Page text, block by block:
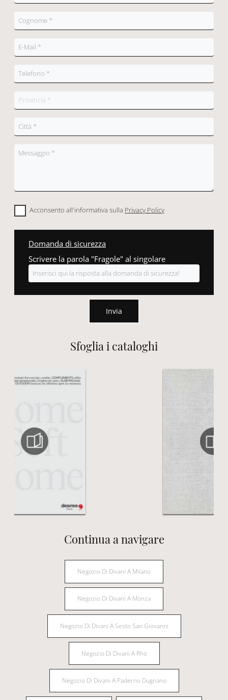
Sfoglia i cataloghi
Continua a navigare
Negozio Di Divani A Milano
Negozio Di Divani A Monza
Negozio Di Divani A Sesto San Giovanni
Negozio Di Divani A Rho
Negozio Di Divani A Paderno Dugnano
Acconsento all'informativa sulla Privacy Policy
Domanda di sicurezza
Scrivere la parola "Fragole" al singolare
Invia